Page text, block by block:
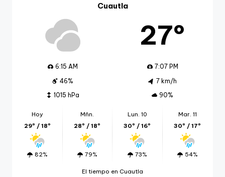
Cuautla
27º
6:15 AM
7:07 PM
46%
7 km/h
1015 hPa
90%
Hoy
29º / 18º
82%
Mñn.
28º / 18º
79%
Lun. 10
30º / 16º
73%
Mar. 11
30º / 17º
54%
El tiempo en Cuautla